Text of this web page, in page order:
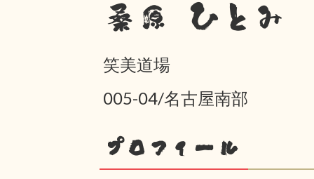
桑原 ひとみ
笑美道場
005-04/名古屋南部
プロフィール